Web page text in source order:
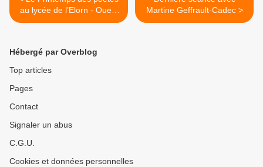
au lycée de l’Elorn - Ouest
France
Martine Geffrault-Cadec >
Hébergé par Overblog
Top articles
Pages
Contact
Signaler un abus
C.G.U.
Cookies et données personnelles